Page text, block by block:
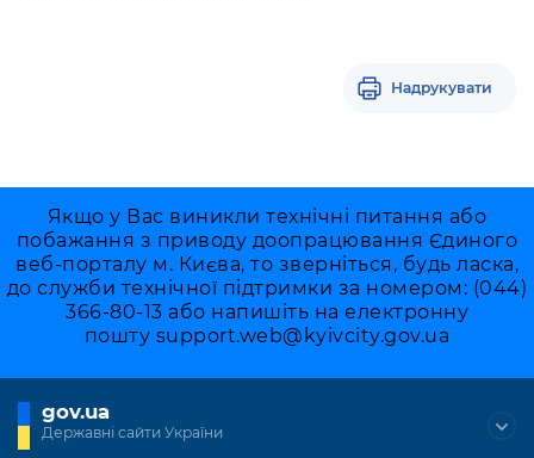
Надрукувати
Якщо у Вас виникли технічні питання або
побажання з приводу доопрацювання Єдиного
веб-порталу м. Києва, то зверніться, будь ласка,
до служби технічної підтримки за номером: (044)
366-80-13 або напишіть на електронну
пошту support.web@kyivcity.gov.ua
gov.ua
Державні сайти України